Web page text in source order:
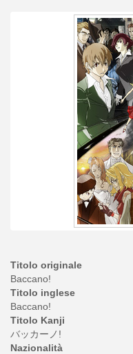
Titolo originale
Baccano!
Titolo inglese
Baccano!
Titolo Kanji
バッカーノ!
Nazionalità